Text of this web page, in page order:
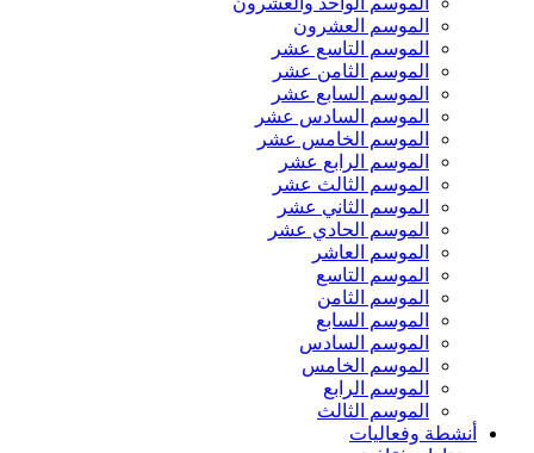
الموسم العشرون
الموسم التاسع عشر
الموسم الثامن عشر
الموسم السابع عشر
الموسم السادس عشر
الموسم الخامس عشر
الموسم الرابع عشر
الموسم الثالث عشر
الموسم الثاني عشر
الموسم الحادي عشر
الموسم العاشر
الموسم التاسع
الموسم الثامن
الموسم السابع
الموسم السادس
الموسم الخامس
الموسم الرابع
الموسم الثالث
أنشطة وفعاليات